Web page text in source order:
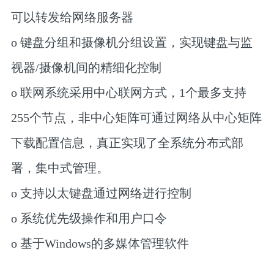
可以转发给网络服务器
o 键盘分组和摄像机分组设置，实现键盘与监
视器/摄像机间的精细化控制
o 联网系统采用中心联网方式，1个最多支持
255个节点，非中心矩阵可通过网络从中心矩阵
下载配置信息，真正实现了全系统分布式部
署，集中式管理。
o 支持以太键盘通过网络进行控制
o 系统优先级操作和用户口令
o 基于Windows的多媒体管理软件